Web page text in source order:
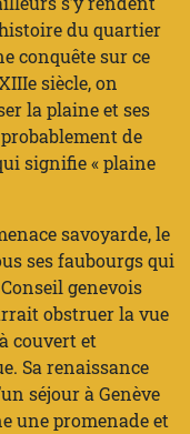
du quartier
conquête sur ce
siècle, on
la plaine et ses
de
signifie « plaine
savoyarde, le
ses faubourgs qui
genevois
obstruer la vue
couvert et
Sa renaissance
séjour à Genève
une promenade et